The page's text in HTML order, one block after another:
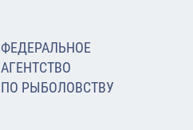
ФЕДЕРАЛЬНОЕ
АГЕНТСТВО
ПО РЫБОЛОВСТВУ